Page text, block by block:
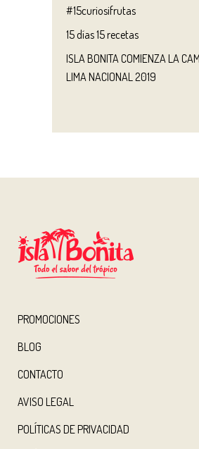
#15curiosifrutas
15 días 15 recetas
ISLA BONITA COMIENZA LA
LIMA NACIONAL 2019
PROMOCIONES
BLOG
CONTACTO
AVISO LEGAL
POLÍTICAS DE PRIVACIDAD